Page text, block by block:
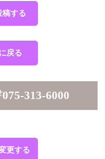
更する
稿する
戻る
075-313-6000